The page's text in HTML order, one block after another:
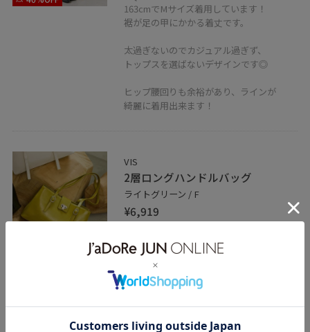
163cmでMサイズ着用しています！
裾が足の甲にかかる着丈です。
太過ぎないのでカジュアル過ぎず、
トップスを選ばないデザインです◎
ヒップ腰回りも余裕があり、ラインが
綺麗に着用出来ます！
VIS
2層ロングハンドルバッグ
ライトグリーン / F
¥6,919
レビュー
シーズン問わず使えるデザイン！
ハンドルの長さ調節が出来るので身長に
合わせて変えられます◎
500mlペットボトルや長財布、ポーチなど
見た目に寄らず大容量です！